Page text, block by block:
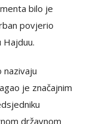
bilo je
povjerio
Hajduu.
nazivaju
je značajnim
državnom